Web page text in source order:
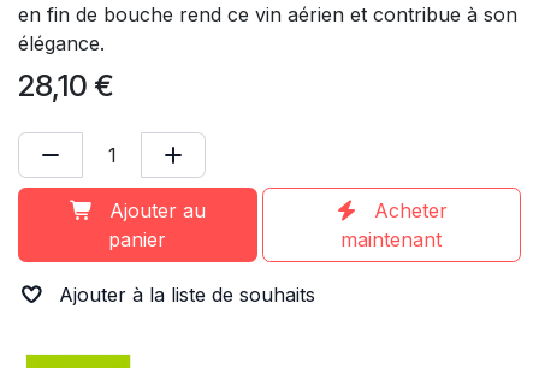
en fin de bouche rend ce vin aérien et contribue à son
élégance.
28,10 €
Ajouter au
panier
Acheter
maintenant
Ajouter à la liste de souhaits